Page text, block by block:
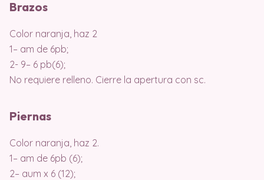
Brazos
Color naranja, haz 2
1– am de 6pb;
2- 9– 6 pb(6);
No requiere relleno. Cierre la apertura con sc.
Piernas
Color naranja, haz 2.
1– am de 6pb (6);
2– aum x 6 (12);